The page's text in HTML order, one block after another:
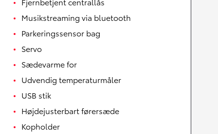
Musikstreaming via bluetooth
Parkeringssensor bag
Servo
Sædevarme for
Udvendig temperaturmåler
USB stik
Højdejusterbart førersæde
Kopholder